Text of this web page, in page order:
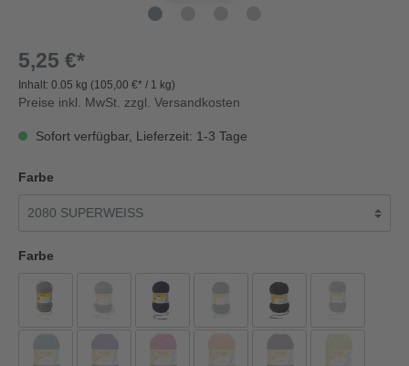
5,25 €*
Inhalt: 0.05 kg (105,00 €* / 1 kg)
Preise inkl. MwSt. zzgl. Versandkosten
Sofort verfügbar, Lieferzeit: 1-3 Tage
Farbe
Farbe